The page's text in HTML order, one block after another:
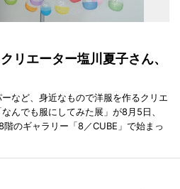
リエーター塩川夏子さん、
など、身近なもので洋服を作るクリエ
んでも服にしてみた展」が8月5日、
のギャラリー「8／CUBE」で始まっ